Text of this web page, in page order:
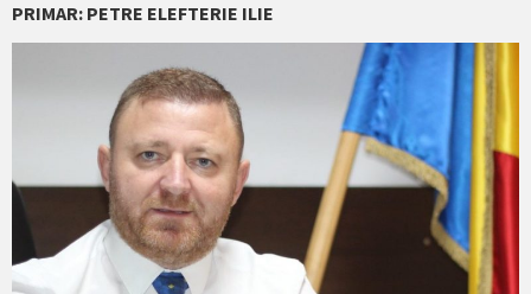
PRIMAR: PETRE ELEFTERIE ILIE